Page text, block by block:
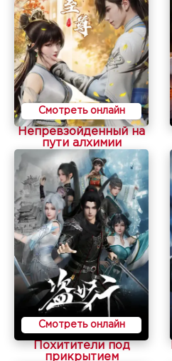
Смотреть онлайн
Непревзойденный на
пути алхимии
Смотреть онлайн
Похитители под
прикрытием